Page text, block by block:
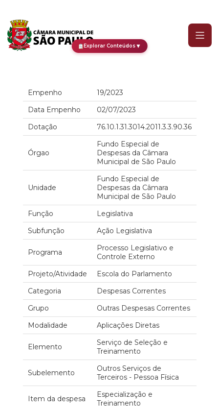
Explorar Conteúdos▼
Empenho
19/2023
Data Empenho
02/07/2023
Dotação
76.10.1.31.3014.2011.3.3.90.36
Órgao
Fundo Especial de
Despesas da Câmara
Municipal de São Paulo
Unidade
Fundo Especial de
Despesas da Câmara
Municipal de São Paulo
Função
Legislativa
Subfunção
Ação Legislativa
Programa
Processo Legislativo e
Controle Externo
Projeto/Atividade
Escola do Parlamento
Categoria
Despesas Correntes
Grupo
Outras Despesas Correntes
Modalidade
Aplicações Diretas
Elemento
Serviço de Seleção e
Treinamento
Subelemento
Outros Serviços de
Terceiros - Pessoa Física
Item da despesa
Especialização e
Treinamento